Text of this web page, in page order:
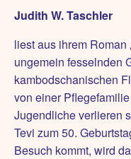
Judith W. Taschler
liest aus ihrem Roman
ungemein fesselnden
kambodschanischen
von einer
Jugendliche verlieren
Tevi zum 50.
Besuch kommt, wird